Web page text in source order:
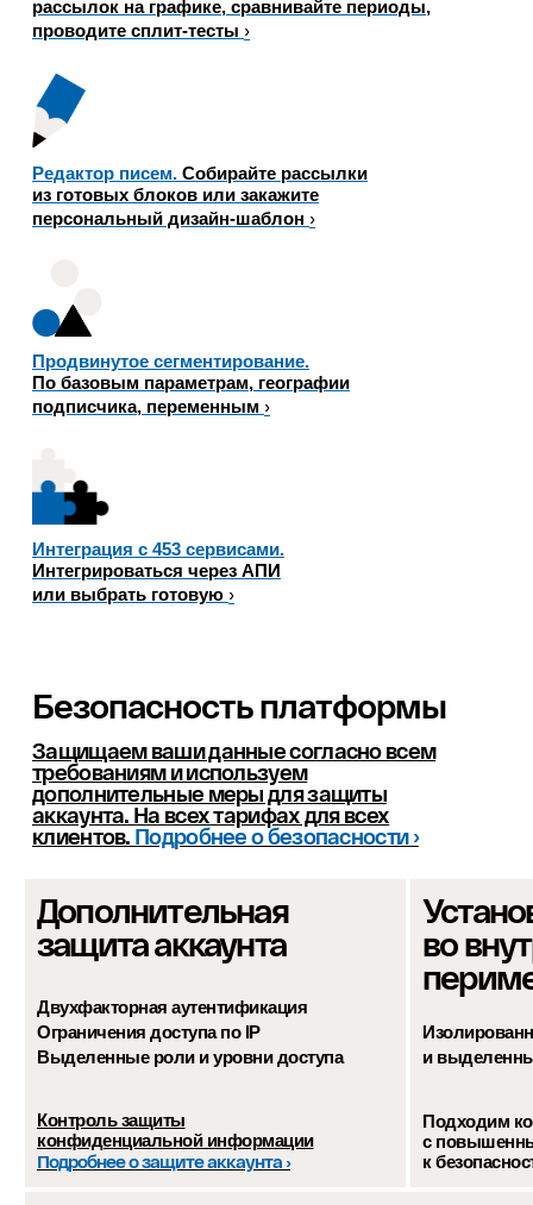
рассылок на графике, сравнивайте периоды,
проводите сплит-тесты ›
Продвинутое сегментирование.
По базовым параметрам, географии
подписчика, переменным ›
Редактор писем. Собирайте рассылки
из готовых блоков или закажите
персональный дизайн-шаблон ›
Интеграция с 453 сервисами.
Интегрироваться через АПИ
или выбрать готовую ›
Безопасность платформы
Защищаем ваши данные согласно всем
требованиям и используем
дополнительные меры для защиты
аккаунта. На всех тарифах для всех
клиентов. Подробнее о безопасности ›
Дополнительная
защита аккаунта
Двухфакторная аутентификация
Ограничения доступа по IP
Контроль защиты
конфиденциальной информации
во
Выделенные роли и уровни доступа
и
Подходим
с
к
Подробнее о защите аккаунта ›